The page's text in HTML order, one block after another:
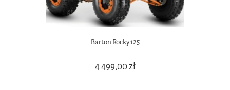
Barton Rocky 125
4 499,00 zł